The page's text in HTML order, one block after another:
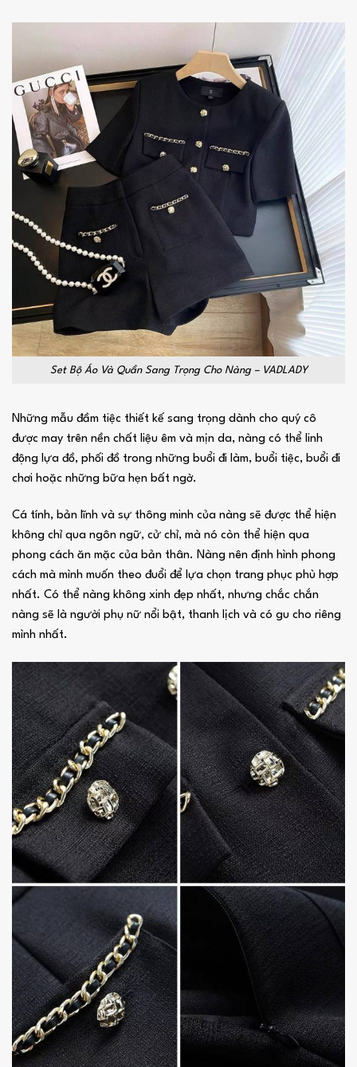
Set Bộ Áo Và Quần Sang Trọng Cho Nàng – VADLADY
Những mẫu đầm tiệc thiết kế sang trọng dành cho quý cô
được may trên nền chất liệu êm và mịn da, nàng có thể linh
động lựa đồ, phối đồ trong những buổi đi làm, buổi tiệc, buổi đi
chơi hoặc những bữa hẹn bất ngờ.
Cá tính, bản lĩnh và sự thông minh của nàng sẽ được thể hiện
không chỉ qua ngôn ngữ, cử chỉ, mà nó còn thể hiện qua
phong cách ăn mặc của bản thân. Nàng nên định hình phong
cách mà mình muốn theo đuổi để lựa chọn trang phục phù hợp
nhất. Có thể nàng không xinh đẹp nhất, nhưng chắc chắn
nàng sẽ là người phụ nữ nổi bật, thanh lịch và có gu cho riêng
mình nhất.